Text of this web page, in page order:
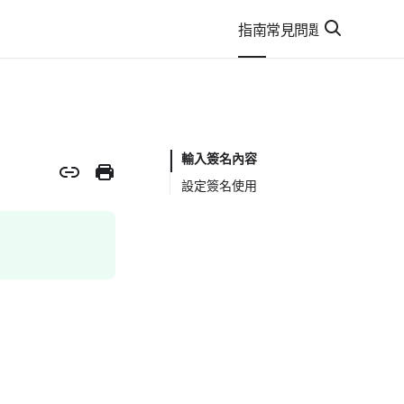
指南常見問題
輸入簽名內容
設定簽名使用